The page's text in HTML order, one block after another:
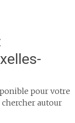
pour votre
autour